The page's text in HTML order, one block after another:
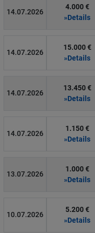
14.07.2026
4.000 €
»Details
14.07.2026
15.000 €
»Details
14.07.2026
13.450 €
»Details
14.07.2026
1.150 €
»Details
13.07.2026
1.000 €
»Details
10.07.2026
5.200 €
»Details